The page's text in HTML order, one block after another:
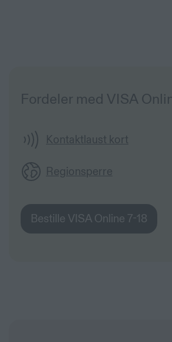
Fordeler med VISA
Kontaktlaust kort
Regionsperre
Bestille VISA Online 7-18